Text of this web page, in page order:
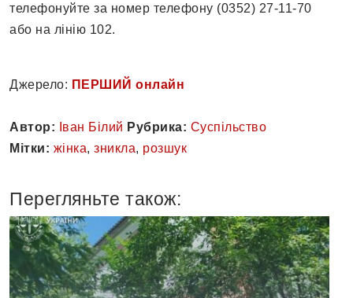
телефонуйте за номер телефону (0352) 27-11-70
або на лінію 102.
Джерело: ПЕРШИЙ онлайн
Автор: Іван Білий Рубрика: Суспільство
Мітки: жінка, зникла, розшук
Перегляньте також: